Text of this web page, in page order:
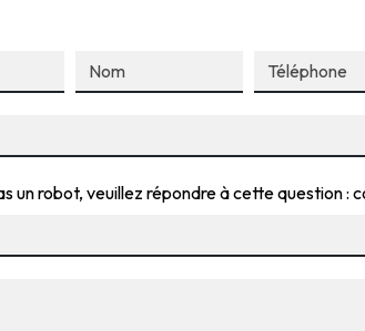
un robot, veuillez répondre à cette question :